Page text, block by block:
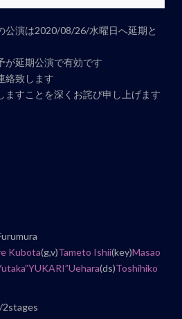
公演は2020/08/26/水曜日へ延期と
が延期公演で有効です
絡致します
ますことを深くお詫び申し上げます
Kubota(g,v)Tameto Ishii(key)Masao
(ds)Toshihiko